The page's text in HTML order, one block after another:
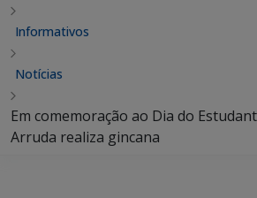
Informativos
Notícias
Em comemoração ao Dia do
Arruda realiza gincana